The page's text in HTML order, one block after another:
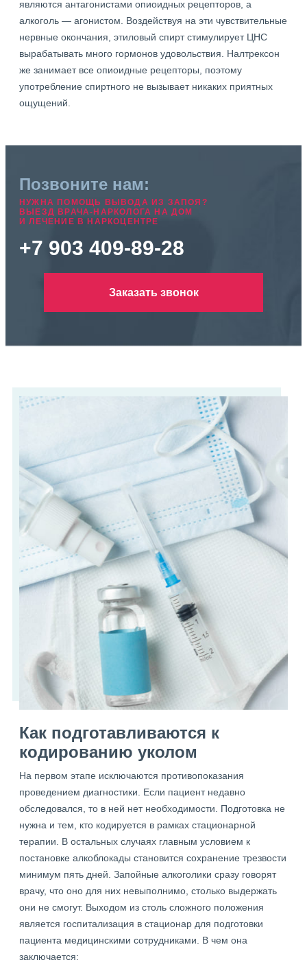
являются антагонистами опиоидных рецепторов, а
алкоголь — агонистом. Воздействуя на эти чувствительные
нервные окончания, этиловый спирт стимулирует ЦНС
вырабатывать много гормонов удовольствия. Налтрексон
же занимает все опиоидные рецепторы, поэтому
употребление спиртного не вызывает никаких приятных
ощущений.
Позвоните нам:
НУЖНА ПОМОЩЬ ВЫВОДА ИЗ ЗАПОЯ?
ВЫЕЗД ВРАЧА-НАРКОЛОГА НА ДОМ
И ЛЕЧЕНИЕ В НАРКОЦЕНТРЕ
+7 903 409-89-28
Заказать звонок
Как подготавливаются к
кодированию уколом
На первом этапе исключаются противопоказания
проведением диагностики. Если пациент недавно
обследовался, то в ней нет необходимости. Подготовка не
нужна и тем, кто кодируется в рамках стационарной
терапии. В остальных случаях главным условием к
постановке алкоблокады становится сохранение трезвости
минимум пять дней. Запойные алкоголики сразу говорят
врачу, что оно для них невыполнимо, столько выдержать
они не смогут. Выходом из столь сложного положения
является госпитализация в стационар для подготовки
пациента медицинскими сотрудниками. В чем она
заключается: